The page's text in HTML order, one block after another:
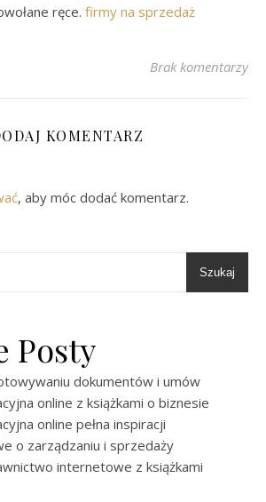
ręce. firmy na sprzedaż
Brak komentarzy
KOMENTARZ
, aby móc dodać komentarz.
Szukaj
Posty
dokumentów i umów
online z książkami o biznesie
online pełna inspiracji
o zarządzaniu i sprzedaży
internetowe z książkami